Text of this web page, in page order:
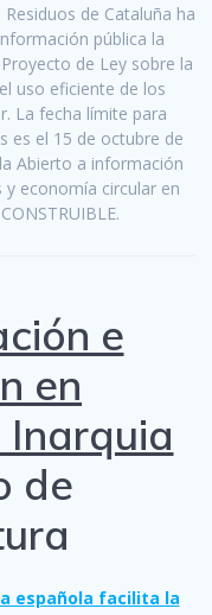
Residuos de Cataluña ha
pública la
de Ley sobre la
uso eficiente de los
La fecha límite para
es el 15 de octubre de
Abierto a información
economía circular en
e
en
Inarquia
de
española facilita la